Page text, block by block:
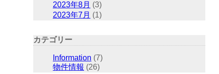
2023年8月 (3)
2023年7月 (1)
カテゴリー
Information (7)
物件情報 (26)